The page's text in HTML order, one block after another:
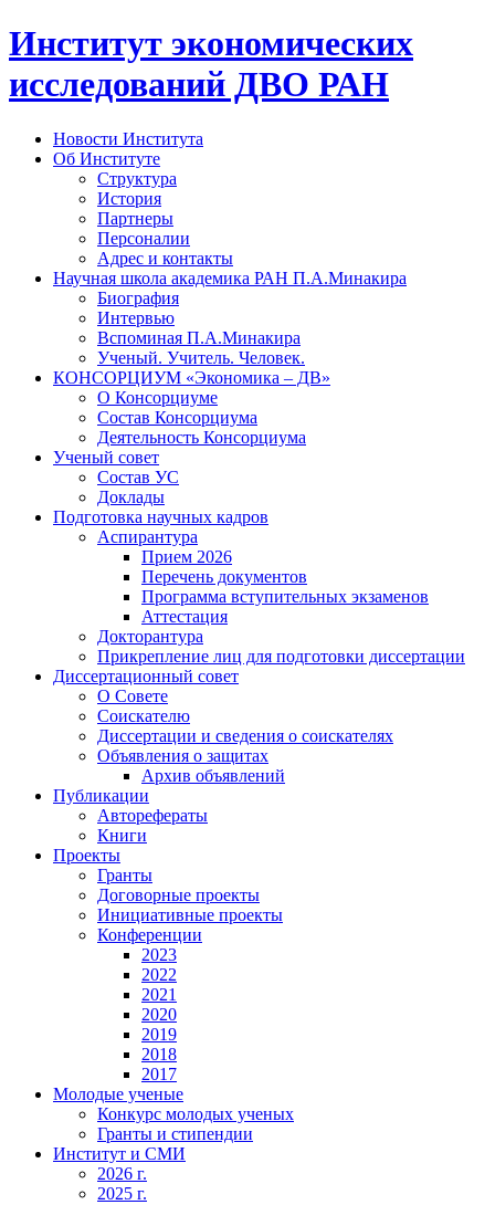
Институт экономических
исследований ДВО РАН
Новости Института
Об Институте
Структура
История
Партнеры
Персоналии
Адрес и контакты
Научная школа академика РАН П.А.Минакира
Биография
Интервью
Вспоминая П.А.Минакира
Ученый. Учитель. Человек.
КОНСОРЦИУМ «Экономика – ДВ»
О Консорциуме
Состав Консорциума
Деятельность Консорциума
Ученый совет
Состав УС
Доклады
Подготовка научных кадров
Аспирантура
Прием 2026
Перечень документов
Программа вступительных экзаменов
Аттестация
Докторантура
Прикрепление лиц для подготовки диссертации
Диссертационный совет
О Совете
Соискателю
Диссертации и сведения о соискателях
Объявления о защитах
Архив объявлений
Публикации
Авторефераты
Книги
Проекты
Гранты
Договорные проекты
Инициативные проекты
Конференции
2023
2022
2021
2020
2019
2018
2017
Молодые ученые
Конкурс молодых ученых
Гранты и стипендии
Институт и СМИ
2026 г.
2025 г.